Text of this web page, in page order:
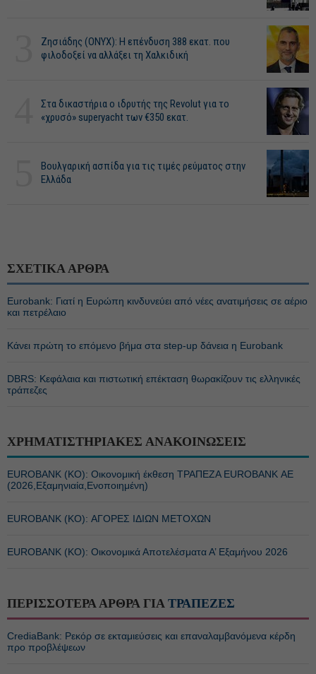
Ζησιάδης (ONYX): Η επένδυση 388 εκατ. που
φιλοδοξεί να αλλάξει τη Χαλκιδική
Στα δικαστήρια ο ιδρυτής της Revolut για το
«χρυσό» superyacht των €350 εκατ.
Βουλγαρική ασπίδα για τις τιμές ρεύματος στην
Ελλάδα
ΣΧΕΤΙΚΑ ΑΡΘΡΑ
Eurobank: Γιατί η Ευρώπη κινδυνεύει από νέες ανατιμήσεις σε αέριο
και πετρέλαιο
Κάνει πρώτη το επόμενο βήμα στα step-up δάνεια η Eurobank
DBRS: Κεφάλαια και πιστωτική επέκταση θωρακίζουν τις ελληνικές
τράπεζες
ΧΡΗΜΑΤΙΣΤΗΡΙΑΚΕΣ ΑΝΑΚΟΙΝΩΣΕΙΣ
EUROBANK (ΚΟ): Οικονομική έκθεση ΤΡΑΠΕΖΑ EUROBANK ΑΕ
(2026,Εξαμηνιαία,Ενοποιημένη)
EUROBANK (ΚΟ): ΑΓΟΡΕΣ ΙΔΙΩΝ ΜΕΤΟΧΩΝ
EUROBANK (ΚΟ): Οικονομικά Αποτελέσματα Α’ Εξαμήνου 2026
ΠΕΡΙΣΣΟΤΕΡΑ ΑΡΘΡΑ ΓΙΑ ΤΡΑΠΕΖΕΣ
CrediaBank: Ρεκόρ σε εκταμιεύσεις και επαναλαμβανόμενα κέρδη
προ προβλέψεων